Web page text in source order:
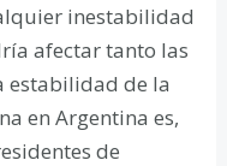
inestabilidad
afectar tanto las
estabilidad de la
en Argentina es,
de